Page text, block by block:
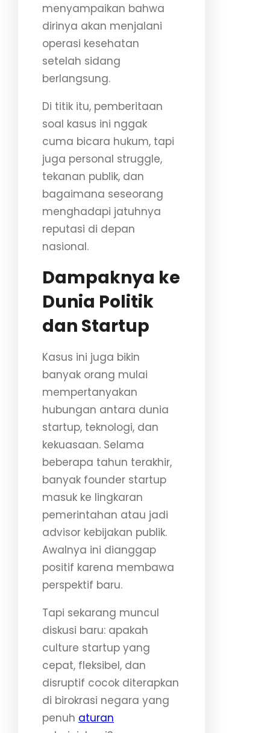
menyampaikan bahwa
dirinya akan menjalani
operasi kesehatan
setelah sidang
berlangsung.
Di titik itu, pemberitaan
soal kasus ini nggak
cuma bicara hukum, tapi
juga personal struggle,
tekanan publik, dan
bagaimana seseorang
menghadapi jatuhnya
reputasi di depan
nasional.
Dampaknya ke
Dunia Politik
dan Startup
Kasus ini juga bikin
banyak orang mulai
mempertanyakan
hubungan antara dunia
startup, teknologi, dan
kekuasaan. Selama
beberapa tahun terakhir,
banyak founder startup
masuk ke lingkaran
pemerintahan atau jadi
advisor kebijakan publik.
Awalnya ini dianggap
positif karena membawa
perspektif baru.
Tapi sekarang muncul
diskusi baru: apakah
culture startup yang
cepat, fleksibel, dan
disruptif cocok diterapkan
di birokrasi negara yang
penuh aturan